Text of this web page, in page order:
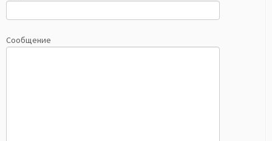
Сообщение